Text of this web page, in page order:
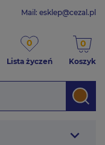
Mail: esklep@cezal.pl
0
Lista życzeń
0
Koszyk
expand_more